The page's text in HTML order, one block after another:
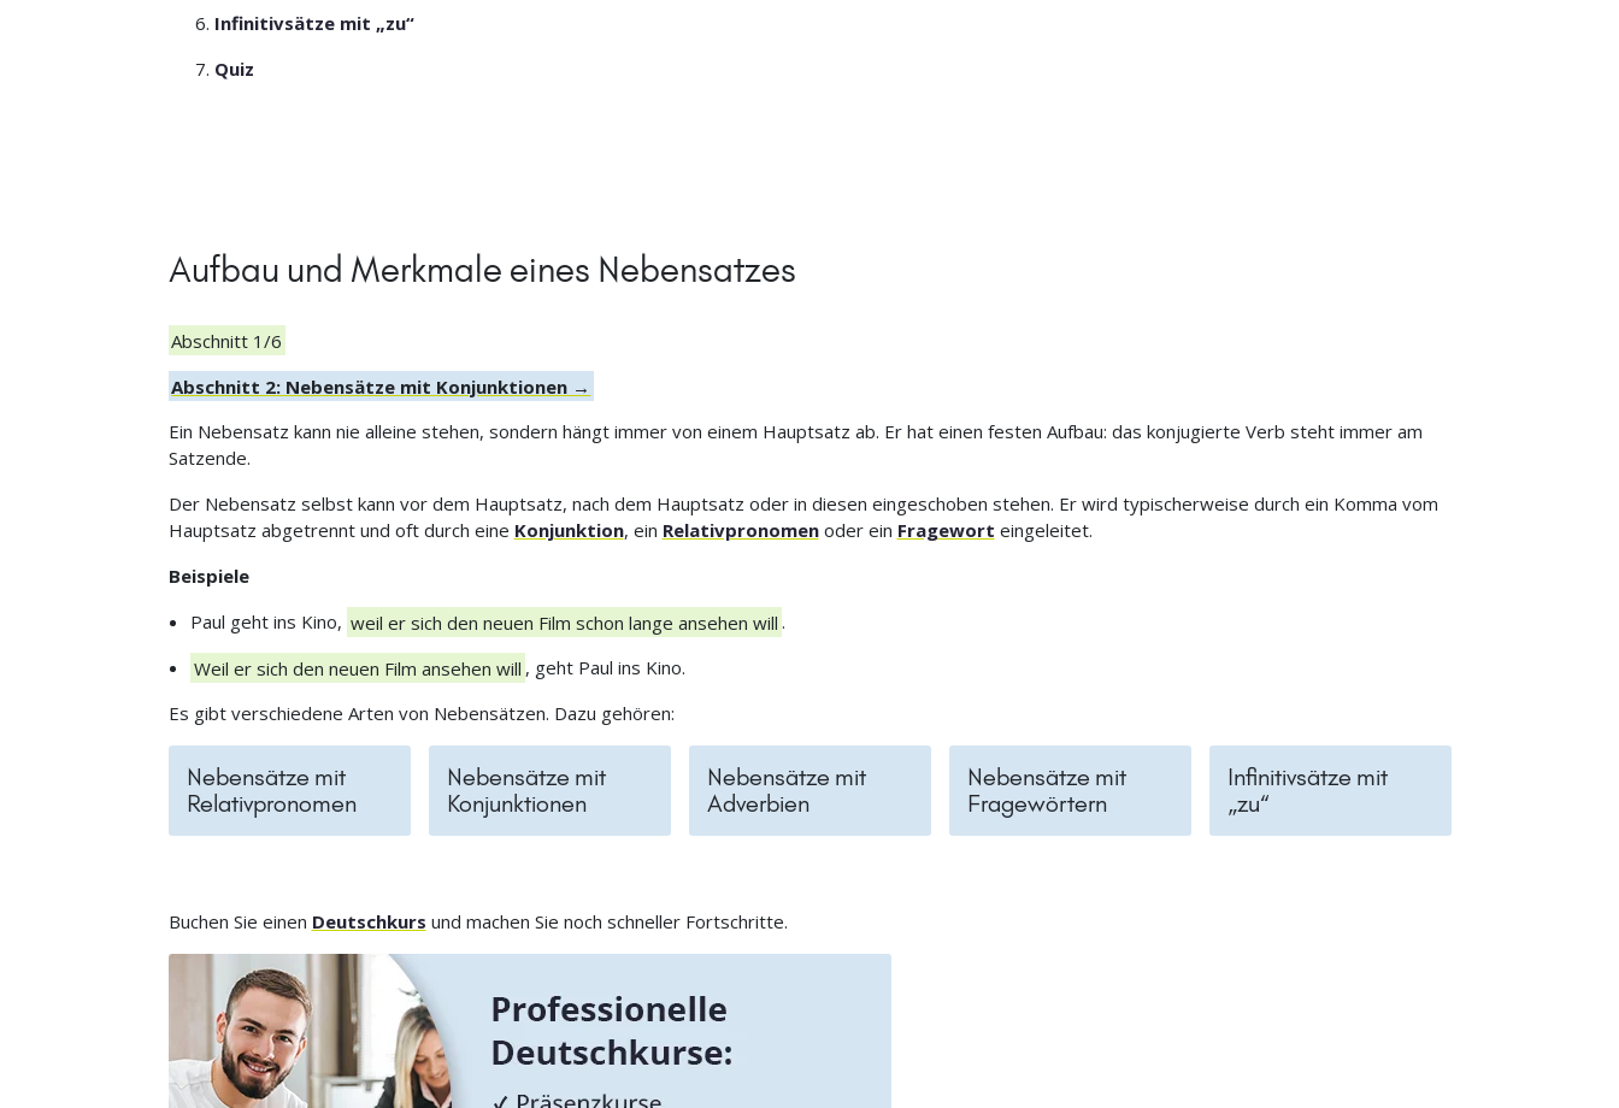
Infinitivsätze mit „zu“
Quiz
Aufbau und Merkmale eines Nebensatzes
Abschnitt 1/6
Abschnitt 2: Nebensätze mit Konjunktionen →
Ein Nebensatz kann nie alleine stehen, sondern hängt immer von einem Hauptsatz ab. Er hat einen festen Aufbau: das konjugierte Verb steht immer am
Satzende.
Der Nebensatz selbst kann vor dem Hauptsatz, nach dem Hauptsatz oder in diesen eingeschoben stehen. Er wird typischerweise durch ein Komma vom
Hauptsatz abgetrennt und oft durch eine Konjunktion, ein Relativpronomenoder ein Fragewort eingeleitet.
Beispiele
Paul geht ins Kino, weil er sich den neuen Film schon lange ansehen will .
Weil er sich den neuen Film ansehen will , geht Paul ins Kino.
Es gibt verschiedene Arten von Nebensätzen. Dazu gehören:
Nebensätze mit
Relativpronomen
Nebensätze mit
Konjunktionen
Nebensätze mit
Adverbien
Nebensätze mit
Fragewörtern
Infinitivsätze mit
„zu“
Buchen Sie einen Deutschkurs und machen Sie noch schneller Fortschritte.